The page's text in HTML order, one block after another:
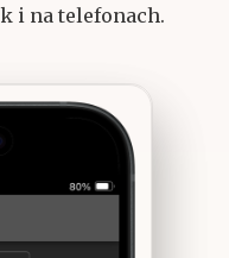
i na telefonach.